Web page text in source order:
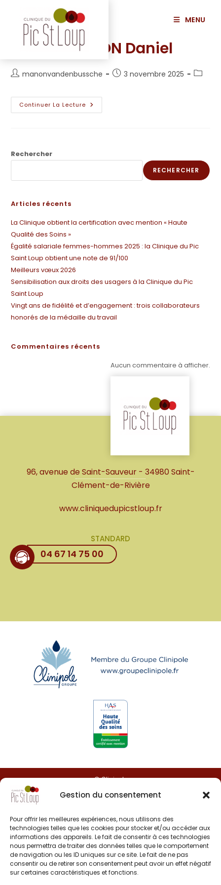
Gestion du consentement
Pour offrir les meilleures expériences, nous utilisons des
technologies telles que les cookies pour stocker et/ou accéder aux
informations des appareils. Le fait de consentir à ces technologies
nous permettra de traiter des données telles que le comportement
de navigation ou les ID uniques sur ce site. Le fait de ne pas
consentir ou de retirer son consentement peut avoir un effet négatif
sur certaines caractéristiques et fonctions.
MENU
MARTIN BAYON Daniel
manonvandenbussche 3 novembre 2025
Continuer La Lecture
Rechercher
RECHERCHER
Articles récents
La Clinique obtient la certification avec mention « Haute
Qualité des Soins »
Égalité salariale femmes-hommes 2025 : la Clinique du Pic
Saint Loup obtient une note de 91/100
Meilleurs vœux 2026
Sensibilisation aux droits des usagers à la Clinique du Pic
Saint Loup
Vingt ans de fidélité et d’engagement : trois collaborateurs
honorés de la médaille du travail
Commentaires récents
Aucun commentaire à afficher.
96, avenue de Saint-Sauveur - 34980 Saint-
Clément-de-Rivière
www.cliniquedupicstloup.fr
STANDARD
04 67 14 75 00
© Clinipole
Annuaire praticiens
Plan du site
Mentions légales